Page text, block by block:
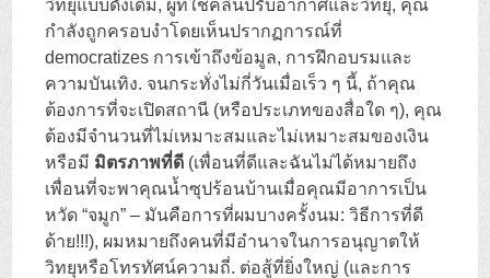
วิทยุแบบดั้งเดิม, ผู้ที่ใช้คลื่นปรับอากาศและวิทยุ, คุณ
กำลังถูกครอบงำโดยเห็นปรากฏการณ์ที่
democratizes การเข้าถึงข้อมูล, การฝึกอบรมและ
ความบันเทิง. จนกระทั่งไม่กี่วันเมื่อเร็ว ๆ นี้, ถ้าคุณ
ต้องการที่จะเปิดสถานี (หรือประเภทของสื่อใด ๆ), คุณ
ต้องมีจำนวนที่ไม่เหมาะสมและไม่เหมาะสมของเงิน
หรือมี มิตรภาพที่ดี (เพื่อนที่ดีและฉันไม่ได้หมายถึง
เพื่อนที่จะพาคุณน้ำซุปร้อนบ้านเมื่อคุณมีอาการเป็น
หวัด “จมูก” – มันคือการที่ผมบางครั้งนม: วิธีการที่ดี
ด้าย!!!), ผมหมายถึงคนที่มีอำนาจในการอนุญาตให้
วิทยุหรือโทรทัศน์ความถี่. ต่อสู้ที่ยิ่งใหญ่ (และการ